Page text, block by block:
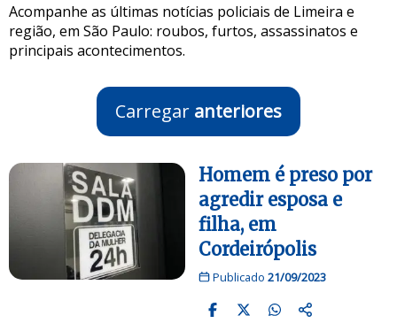
Acompanhe as últimas notícias policiais de Limeira e
região, em São Paulo: roubos, furtos, assassinatos e
principais acontecimentos.
Carregar anteriores
Homem é preso por
agredir esposa e
filha, em
Cordeirópolis
Publicado 21/09/2023